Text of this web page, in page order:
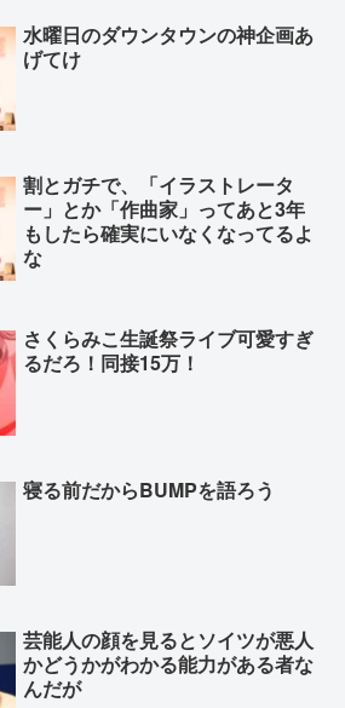
水曜日のダウンタウンの神企画あ
げてけ
割とガチで、「イラストレータ
ー」とか「作曲家」ってあと3年
もしたら確実にいなくなってるよ
な
さくらみこ生誕祭ライブ可愛すぎ
るだろ！同接15万！
寝る前だからBUMPを語ろう
芸能人の顔を見るとソイツが悪人
かどうかがわかる能力がある者な
んだが